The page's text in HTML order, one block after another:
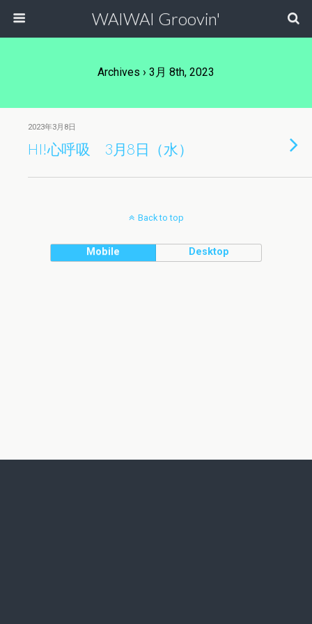
WAIWAI Groovin'
Archives › 3月 8th, 2023
2023年3月8日
HI!心呼吸 3月8日（水）
Back to top
Mobile Desktop